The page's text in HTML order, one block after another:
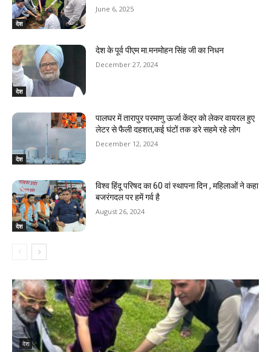
देश
June 6, 2025
देश
देश के पूर्व पीएम मा.मनमोहन सिंह जी का निधन
December 27, 2024
देश
पालघर में तारापुर परमाणु ऊर्जा केंद्र को लेकर वायरल हुए
लेटर से फैली दहशत,कई घंटों तक डरे सहमे रहे लोग
December 12, 2024
देश
विश्व हिंदू परिषद का 60 वां स्थापना दिन , महिलाओं ने कहा
बजरंगदल पर हमें गर्व है
August 26, 2024
देश